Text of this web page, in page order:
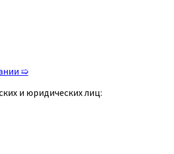
➯
и юридических лиц: